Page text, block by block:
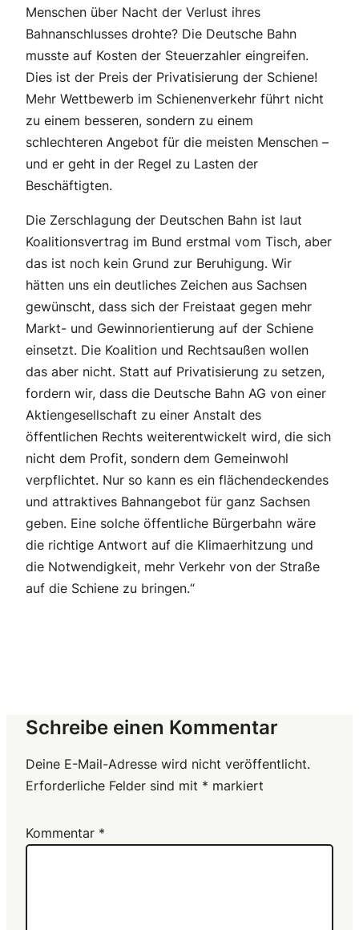
Menschen über Nacht der Verlust ihres
Bahnanschlusses drohte? Die Deutsche Bahn
musste auf Kosten der Steuerzahler eingreifen.
Dies ist der Preis der Privatisierung der Schiene!
Mehr Wettbewerb im Schienenverkehr führt nicht
zu einem besseren, sondern zu einem
schlechteren Angebot für die meisten Menschen –
und er geht in der Regel zu Lasten der
Beschäftigten.
Die Zerschlagung der Deutschen Bahn ist laut
Koalitionsvertrag im Bund erstmal vom Tisch, aber
das ist noch kein Grund zur Beruhigung. Wir
hätten uns ein deutliches Zeichen aus Sachsen
gewünscht, dass sich der Freistaat gegen mehr
Markt- und Gewinnorientierung auf der Schiene
einsetzt. Die Koalition und Rechtsaußen wollen
das aber nicht. Statt auf Privatisierung zu setzen,
fordern wir, dass die Deutsche Bahn AG von einer
Aktiengesellschaft zu einer Anstalt des
öffentlichen Rechts weiterentwickelt wird, die sich
nicht dem Profit, sondern dem Gemeinwohl
verpflichtet. Nur so kann es ein flächendeckendes
und attraktives Bahnangebot für ganz Sachsen
geben. Eine solche öffentliche Bürgerbahn wäre
die richtige Antwort auf die Klimaerhitzung und
die Notwendigkeit, mehr Verkehr von der Straße
auf die Schiene zu bringen.“
Schreibe einen Kommentar
Deine E-Mail-Adresse wird nicht veröffentlicht.
Erforderliche Felder sind mit * markiert
Kommentar *